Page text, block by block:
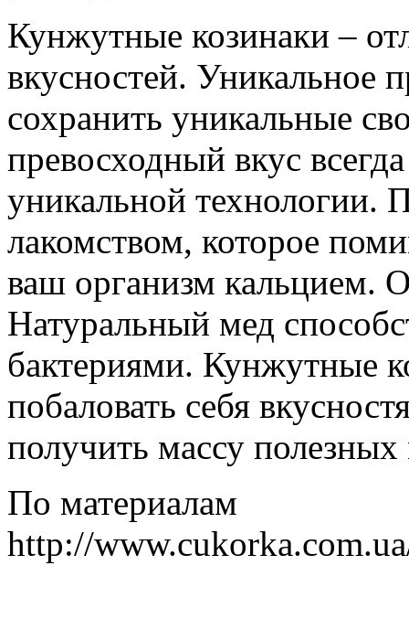
Кунжутные козинаки –
вкусностей. Уникальное
сохранить уникальные
превосходный вкус
уникальной технологии.
лакомством, которое
ваш организм кальцием.
Натуральный мед
бактериями. Кунжутные
побаловать себя
получить массу
По материалам
http://